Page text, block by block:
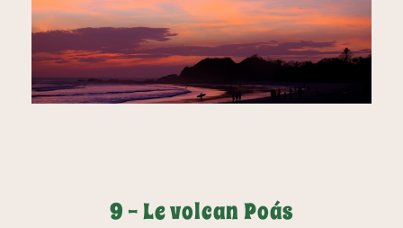
9 - Le volcan Poás